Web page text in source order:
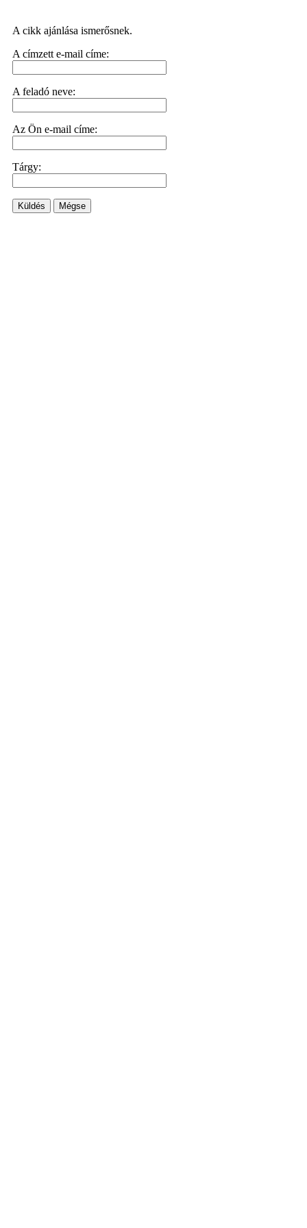
A cikk ajánlása ismerősnek.
A címzett e-mail címe:
A feladó neve:
Az Ön e-mail címe:
Tárgy:
Küldés Mégse